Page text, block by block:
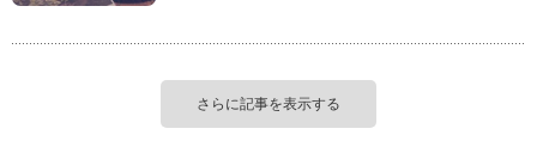
さらに記事を表示する